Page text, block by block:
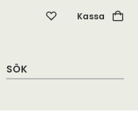
Kassa